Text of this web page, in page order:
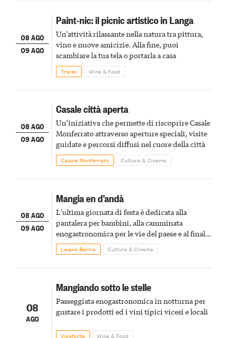
08 AGO
09 AGO
Paint-nic: il picnic artistico in Langa
Un'attività rilassante nella natura tra pittura,
vino e nuove amicizie. Alla fine, puoi
scambiare la tua tela o portarla a casa
Treiso Wine & Food
08 AGO
09 AGO
Casale città aperta
Un’iniziativa che permette di riscoprire Casale
Monferrato attraverso aperture speciali, visite
guidate e percorsi diffusi nel cuore della città
Casale Monferrato Cultura & Cinema
08 AGO
09 AGO
Mangia en d’andà
L'ultima giornata di festa è dedicata alla
pantalera per bambini, alla camminata
enogastronomica per le vie del paese e al finale
pirotecnico
Lequio Berria Cultura & Cinema
08
AGO
Mangiando sotto le stelle
Passeggiata enogastronomica in notturna per
gustare i prodotti ed i vini tipici vicesi e locali
Vicoforte Wine & Food